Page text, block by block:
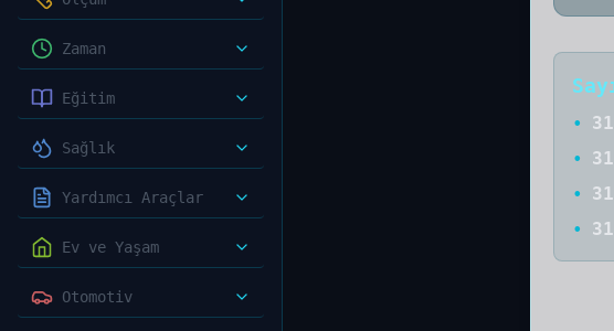
Zaman
Eğitim
Sağlık
Yardımcı Araçlar
Ev ve Yaşam
Otomotiv
•
•
•
•